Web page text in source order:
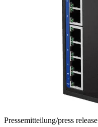
Pressemitteilung/press release